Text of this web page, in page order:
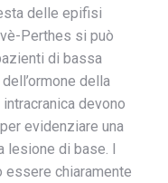
delle epifisi
Perthes si può
di bassa
della
devono
evidenziare una
lesione di base. I
essere chiaramente